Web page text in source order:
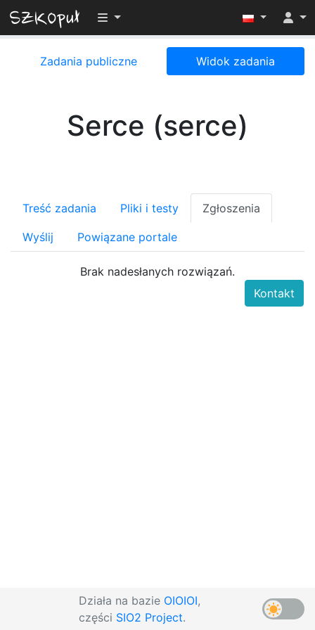
Przełącz widoczność menu
Zadania publiczne Widok zadania
Serce (serce)
Treść zadania Pliki i testy Zgłoszenia
Wyślij Powiązane portale
Brak nadesłanych rozwiązań.
Działa na bazie OIOIOI,
części SIO2 Project.
Kontakt